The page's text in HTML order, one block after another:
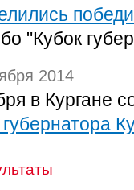
"Кубок
2014
в Кургане